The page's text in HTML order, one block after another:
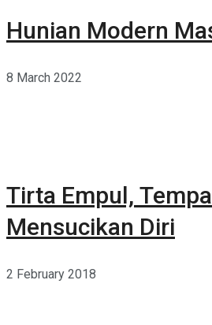
Hunian Modern
8 March 2022
Tirta Empul,
Mensucikan Diri
2 February 2018